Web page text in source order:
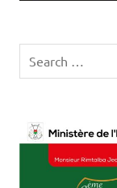
for: